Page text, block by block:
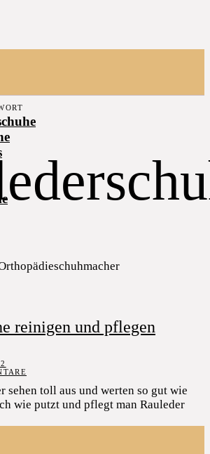
reinigen und pflegen
sehen toll aus und werten so gut wie
wie putzt und pflegt man Rauleder